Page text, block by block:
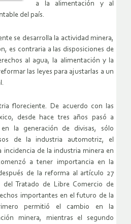
a la alimentación y al
del país.
se desarrolla la actividad minera,
es contraria a las disposiciones de
al agua, la alimentación y la
las leyes para ajustarlas a un
floreciente. De acuerdo con las
desde hace tres años pasó a
la generación de divisas, sólo
de la industria automotriz, el
incidencia de la industria minera en
a tener importancia en la
de la reforma al artículo 27
Tratado de Libre Comercio de
importantes en el futuro de la
permitió el cambio en la
minera, mientras el segundo